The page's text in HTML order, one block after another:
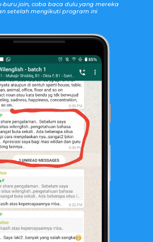
join, coba baca dulu yang mereka
setelah mengikuti program ini